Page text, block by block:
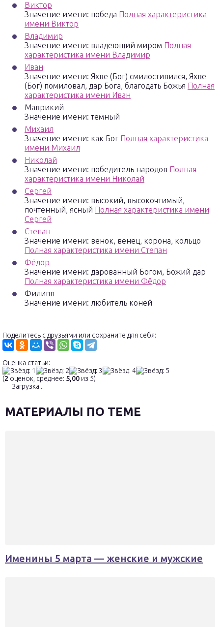
Виктор
Значение имени: победа Полная характеристика
имени Виктор
Владимир
Значение имени: владеющий миром Полная
характеристика имени Владимир
Иван
Значение имени: Яхве (Бог) смилостивился, Яхве
(Бог) помиловал, дар Бога, благодать Божья Полная
характеристика имени Иван
Маврикий
Значение имени: темный
Михаил
Значение имени: как Бог Полная характеристика
имени Михаил
Николай
Значение имени: победитель народов Полная
характеристика имени Николай
Сергей
Значение имени: высокий, высокочтимый,
почтенный, ясный Полная характеристика имени
Сергей
Степан
Значение имени: венок, венец, корона, кольцо
Полная характеристика имени Степан
Фёдор
Значение имени: дарованный Богом, Божий дар
Полная характеристика имени Фёдор
Филипп
Значение имени: любитель коней
Поделитесь с друзьями или сохраните для себя:
Оценка статьи:
(2 оценок, среднее: 5,00 из 5)
Загрузка...
МАТЕРИАЛЫ ПО ТЕМЕ
Именины 5 марта — женские и мужские